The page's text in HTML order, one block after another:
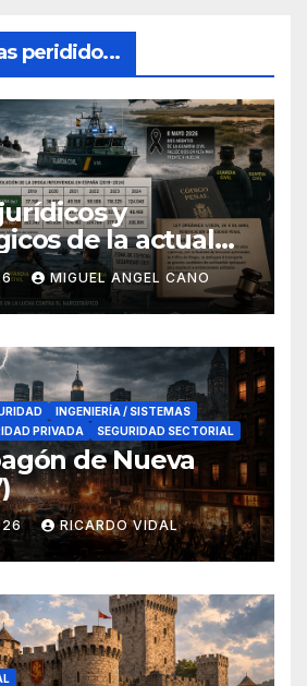
peridido...
y
de la actual
el narcotráfico
España
MIGUEL ANGEL CANO
INGENIERÍA / SISTEMAS
PRIVADA
SEGURIDAD SECTORIAL
de Nueva
RICARDO VIDAL